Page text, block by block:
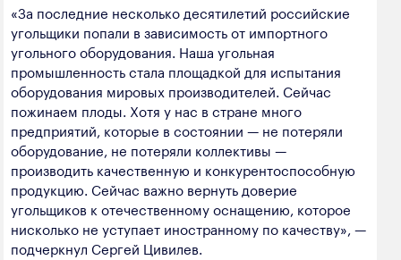
Лесная промышленность
Пищевая промышленность
«За последние несколько десятилетий российские
угольщики попали в зависимость от импортного
угольного оборудования. Наша угольная
промышленность стала площадкой для испытания
оборудования мировых производителей. Сейчас
пожинаем плоды. Хотя у нас в стране много
предприятий, которые в состоянии — не потеряли
оборудование, не потеряли коллективы —
производить качественную и конкурентоспособную
продукцию. Сейчас важно вернуть доверие
угольщиков к отечественному оснащению, которое
нисколько не уступает иностранному по качеству», —
подчеркнул Сергей Цивилев.